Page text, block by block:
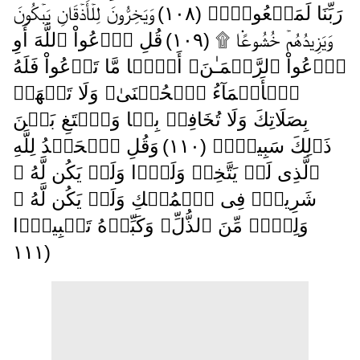
رَبِّنَا لَمَفۡعُولاً۬ ( ١٠٨ )
وَيَخِرُّونَ لِلۡأَذۡقَانِ يَبۡكُونَ
وَيَزِيدُهُمۡ خُشُوعً۬ا ۩ ( ١٠٩ )
قُلِ ٱدۡعُواْ ٱللَّهَ أَوِ
ٱدۡعُواْ ٱلرَّحۡمَـٰنَ‌ۖ أَيًّ۬ا مَّا تَدۡعُواْ فَلَهُ
ٱلۡأَسۡمَآءُ ٱلۡحُسۡنَىٰ‌ۚ وَلَا تَجۡهَرۡ
بِصَلَاتِكَ وَلَا تُخَافِتۡ بِہَا وَٱبۡتَغِ بَيۡنَ
ذَٲلِكَ سَبِيلاً۬ ( ١١٠ )
وَقُلِ ٱلۡحَمۡدُ لِلَّهِ
ٱلَّذِى لَمۡ يَتَّخِذۡ وَلَدً۬ا وَلَمۡ يَكُن لَّهُ ۥ
شَرِيكٌ۬ فِى ٱلۡمُلۡكِ وَلَمۡ يَكُن لَّهُ ۥ
وَلِىٌّ۬ مِّنَ ٱلذُّلِّ‌ۖ وَكَبِّرۡهُ تَكۡبِيرَۢا